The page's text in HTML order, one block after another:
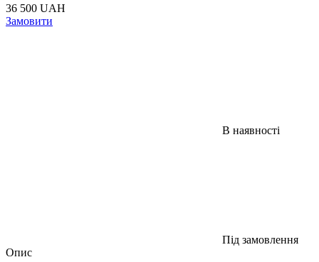
36 500 UAH
Замовити
В наявності
Під замовлення
Опис